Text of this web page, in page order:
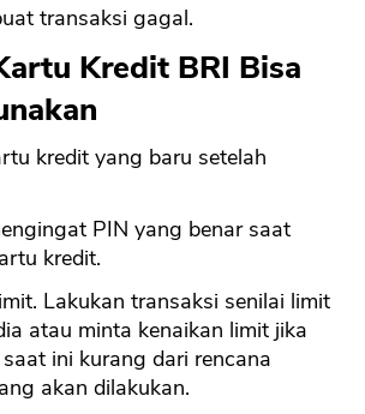
transaksi gagal.
Kredit BRI Bisa
kredit yang baru setelah
PIN yang benar saat
kredit.
Lakukan transaksi senilai limit
atau minta kenaikan limit jika
ini kurang dari rencana
akan dilakukan.